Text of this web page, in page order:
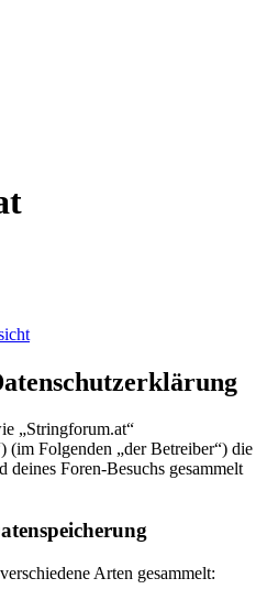
„Stringforum.at“
(im Folgenden „der Betreiber“) die
deines Foren-Besuchs gesammelt
Arten gesammelt: